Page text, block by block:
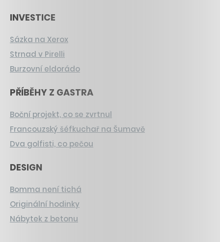
INVESTICE
Sázka na Xerox
Strnad v Pirelli
Burzovní eldorádo
PŘÍBĚHY Z GASTRA
Boční projekt, co se zvrtnul
Francouzský šéfkuchař na Šumavě
Dva golfisti, co pečou
DESIGN
Bomma není tichá
Originální hodinky
Nábytek z betonu